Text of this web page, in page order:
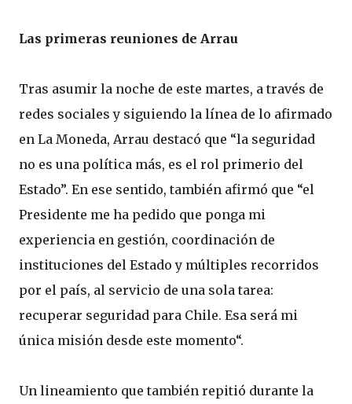
Las primeras reuniones de Arrau
Tras asumir la noche de este martes, a través de
redes sociales y siguiendo la línea de lo afirmado
en La Moneda, Arrau destacó que “la seguridad
no es una política más, es el rol primerio del
Estado”. En ese sentido, también afirmó que “el
Presidente me ha pedido que ponga mi
experiencia en gestión, coordinación de
instituciones del Estado y múltiples recorridos
por el país, al servicio de una sola tarea:
recuperar seguridad para Chile. Esa será mi
única misión desde este momento“.
Un lineamiento que también repitió durante la